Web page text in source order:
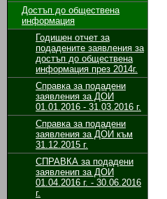
Достъп до обществена
информация
Годишен отчет за
подадените заявления за
достъп до обществена
информация през 2014г.
Справка за подадени
заявления за ДОИ
01.01.2016 - 31.03.2016 г.
Справка за подадени
заявления за ДОИ към
31.12.2015 г.
СПРАВКА за подадени
заявленип за ДОИ
01.04.2016 г. - 30.06.2016
г.